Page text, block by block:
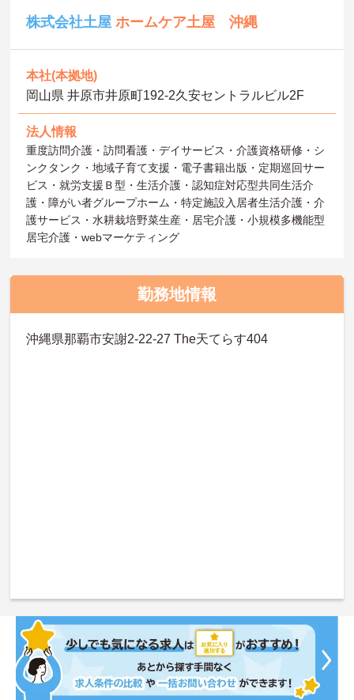
株式会社土屋ホームケア土屋 沖縄
本社(本拠地)
岡山県 井原市井原町192‐2久安セントラルビル2F
法人情報
重度訪問介護・訪問看護・デイサービス・介護資格研修・シ
ンクタンク・地域子育て支援・電子書籍出版・定期巡回サー
ビス・就労支援Ｂ型・生活介護・認知症対応型共同生活介
護・障がい者グループホーム・特定施設入居者生活介護・介
護サービス・水耕栽培野菜生産・居宅介護・小規模多機能型
居宅介護・webマーケティング
勤務地情報
沖縄県那覇市安謝2‐22-27 The天てらす404